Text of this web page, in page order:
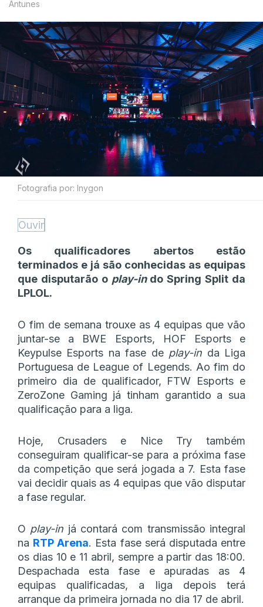
Antunes
Fotografia por: Inygon
Ouvir
Os qualificadores abertos estão
terminados e já são conhecidas as equipas
que disputarão o play-indo Spring Split da
LPLOL.
O fim de semana trouxe as 4 equipas que vão
juntar-se a BWE Esports, HOF Esports e
Keypulse Esports na fase de play-in da Liga
Portuguesa de League of Legends. Ao fim do
primeiro dia de qualificador, FTW Esports e
ZeroZone Gaming já tinham garantido a sua
qualificação para a liga.
Hoje, Crusaders e Nice Try também
conseguiram qualificar-se para a próxima fase
da competição que será jogada a 7. Esta fase
vai decidir quais as 4 equipas que vão disputar
a fase regular.
O play-in já contará com transmissão integral
na RTP Arena. Esta fase será disputada entre
os dias 10 e 11 abril, sempre a partir das 18:00.
Despachada esta fase e apuradas as 4
equipas qualificadas, a liga depois terá
arranque da primeira jornada no dia 17 de abril.